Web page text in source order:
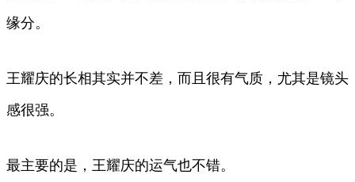
缘分。
王耀庆的长相其实并不差，而且很有气质，尤其是镜头
感很强。
最主要的是，王耀庆的运气也不错。